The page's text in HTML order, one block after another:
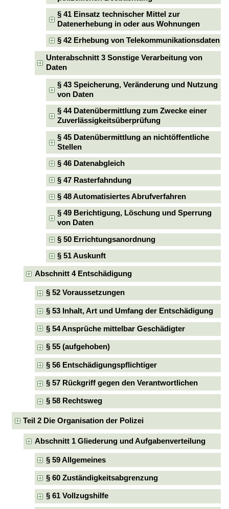
§ 41 Einsatz technischer Mittel zur
Datenerhebung in oder aus Wohnungen
§ 42 Erhebung von Telekommunikationsdaten
Unterabschnitt 3 Sonstige Verarbeitung von
Daten
§ 43 Speicherung, Veränderung und Nutzung
von Daten
§ 44 Datenübermittlung zum Zwecke einer
Zuverlässigkeitsüberprüfung
§ 45 Datenübermittlung an nichtöffentliche
Stellen
§ 46 Datenabgleich
§ 47 Rasterfahndung
§ 48 Automatisiertes Abrufverfahren
§ 49 Berichtigung, Löschung und Sperrung
von Daten
§ 50 Errichtungsanordnung
§ 51 Auskunft
Abschnitt 4 Entschädigung
§ 52 Voraussetzungen
§ 53 Inhalt, Art und Umfang der Entschädigung
§ 54 Ansprüche mittelbar Geschädigter
§ 55 (aufgehoben)
§ 56 Entschädigungspflichtiger
§ 57 Rückgriff gegen den Verantwortlichen
§ 58 Rechtsweg
Teil 2 Die Organisation der Polizei
Abschnitt 1 Gliederung und Aufgabenverteilung
§ 59 Allgemeines
§ 60 Zuständigkeitsabgrenzung
§ 61 Vollzugshilfe